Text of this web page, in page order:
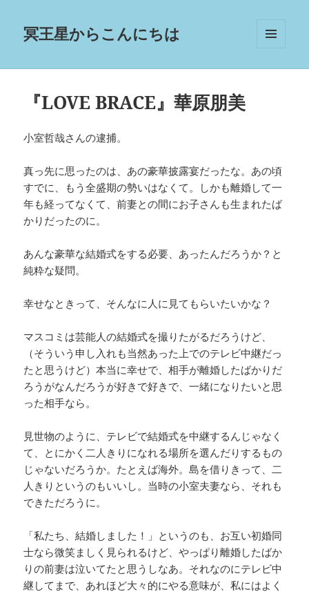
冥王星からこんにちは
ーとウ
『LOVE BRACE』華原朋美
小室哲哉さんの逮捕。
真っ先に思ったのは、あの豪華披露宴だったな。あの頃
すでに、もう全盛期の勢いはなくて。しかも離婚して一
年も経ってなくて、前妻との間にお子さんも生まれたば
かりだったのに。
あんな豪華な結婚式をする必要、あったんだろうか？と
純粋な疑問。
幸せなときって、そんなに人に見てもらいたいかな？
マスコミは芸能人の結婚式を撮りたがるだろうけど、
（そういう申し入れも当然あった上でのテレビ中継だっ
たと思うけど）本当に幸せで、相手が離婚したばかりだ
ろうがなんだろうが好きで好きで、一緒になりたいと思
った相手なら。
見世物のように、テレビで結婚式を中継するんじゃなく
て、とにかく二人きりになれる場所を選んだりするもの
じゃないだろうか。たとえば海外。島を借りきって、二
人きりというのもいいし。当時の小室夫妻なら、それも
できただろうに。
「私たち、結婚しました！」というのも、お互い初婚同
士なら微笑ましく見られるけど、やっぱり離婚したばか
りの前妻は泣いてたと思うしなあ。それなのにテレビ中
継してまで、あれほど大々的にやる意味が、私にはよく